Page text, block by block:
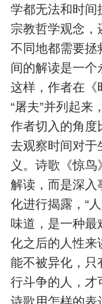
学都无法和时间
宗教哲学观念，
不同地都需要拯
间的解读是一个
这样，作者在《
“屠夫”并列起来
作者切入的角度
去观察时间对于
义。诗歌《惊
解读，而是深入
化进行揭露，“
味道，是一种最
化之后的人性来
能不被异化，只
行斗争的人，才